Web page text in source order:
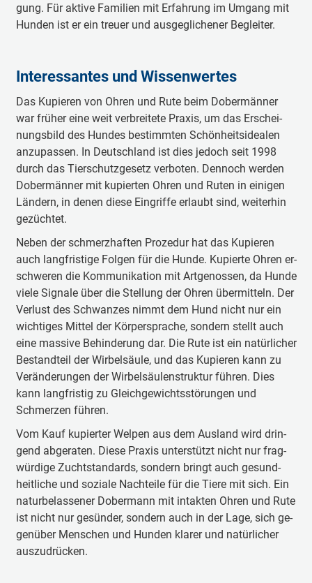
gung. Für ak­ti­ve Fa­mi­li­en mit Er­fah­rung im Um­gang mit
Hun­den ist er ein treu­er und aus­ge­gli­che­ner Be­glei­ter.
In­te­res­san­tes und Wis­sen­wer­tes
Das Ku­pie­ren von Oh­ren und Ru­te beim Do­ber­männ­er
war frü­her ei­ne weit ver­brei­te­te Pra­xis, um das Er­schei­
nungs­bild des Hun­des be­stimm­ten Schön­heits­idea­len
an­zu­pas­sen. In Deutsch­land ist dies je­doch seit 1998
durch das Tier­schutz­ge­setz ver­bo­ten. Den­noch wer­den
Do­ber­männ­er mit ku­pier­ten Oh­ren und Ru­ten in ei­ni­gen
Län­dern, in de­nen die­se Ein­grif­fe er­laubt sind, wei­ter­hin
ge­züch­tet.
Ne­ben der schmerz­haf­ten Pro­ze­dur hat das Ku­pie­ren
auch lang­fris­ti­ge Fol­gen für die Hun­de. Ku­pier­te Oh­ren er­
schwe­ren die Kom­mu­ni­ka­tion mit Art­ge­nos­sen, da Hun­de
vie­le Sig­na­le über die Stel­lung der Oh­ren über­mit­tel­n. Der
Ver­lust des Schwanz­es nimmt dem Hund nicht nur ein
wich­ti­ges Mit­tel der Kör­per­spra­che, son­dern stellt auch
ei­ne mas­si­ve Be­hin­de­rung dar. Die Ru­te ist ein na­tür­li­cher
Be­stand­teil der Wir­bel­säu­le, und das Ku­pie­ren kann zu
Ver­än­de­run­gen der Wir­bel­säu­len­struk­tur füh­ren. Dies
kann lang­fris­tig zu Gleich­ge­wichts­stö­run­gen und
Schmer­zen füh­ren.
Vom Kauf ku­pier­ter Wel­pen aus dem Aus­land wird drin­
gend ab­ge­ra­ten. Die­se Pra­xis un­ter­stützt nicht nur frag­
wür­di­ge Zucht­stan­dards, son­dern bringt auch ge­sund­
heit­li­che und so­zia­le Nach­tei­le für die Tie­re mit sich. Ein
na­tur­be­las­se­ner Do­ber­mann mit in­tak­ten Oh­ren und Ru­te
ist nicht nur ge­sün­der, son­dern auch in der La­ge, sich ge­
gen­über Men­schen und Hun­den kla­rer und na­tür­li­cher
aus­zu­drü­cken.